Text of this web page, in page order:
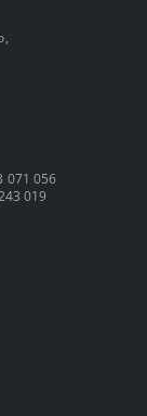
071 056
019